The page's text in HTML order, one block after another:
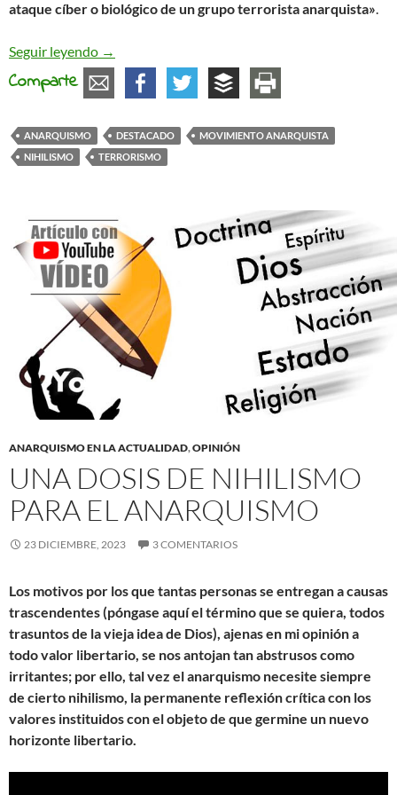
ataque cíber o biológico de un grupo terrorista anarquista».
Seguir leyendo El espeluznante peligro anarquista (y, ojo,
→
Comparte
ANARQUISMO DESTACADO
MOVIMIENTO ANARQUISTA
NIHILISMO
TERRORISMO
ANARQUISMO EN LA ACTUALIDAD,OPINIÓN
UNA DOSIS DE NIHILISMO
PARA EL ANARQUISMO
23 DICIEMBRE, 2023 3 COMENTARIOS
Los motivos por los que tantas personas se entregan a causas
trascendentes (póngase aquí el término que se quiera, todos
trasuntos de la vieja idea de Dios), ajenas en mi opinión a
todo valor libertario, se nos antojan tan abstrusos como
irritantes; por ello, tal vez el anarquismo necesite siempre
de cierto nihilismo, la permanente reflexión crítica con los
valores instituidos con el objeto de que germine un nuevo
horizonte libertario.